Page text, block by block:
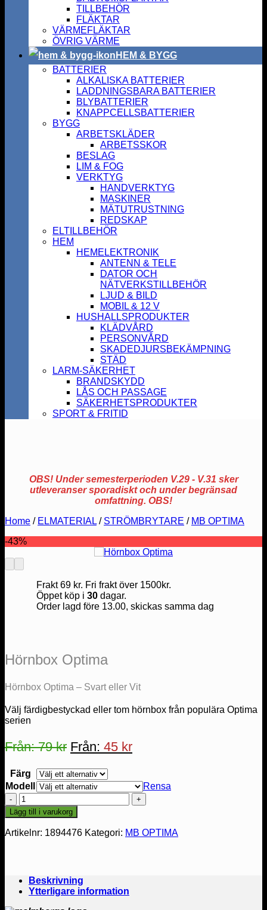
TILLBEHÖR
FLÄKTAR
VÄRMEFLÄKTAR
ÖVRIG VÄRME
HEM & BYGG
BATTERIER
ALKALISKA BATTERIER
LADDNINGSBARA BATTERIER
BLYBATTERIER
KNAPPCELLSBATTERIER
BYGG
ARBETSKLÄDER
ARBETSSKOR
BESLAG
LIM & FOG
VERKTYG
HANDVERKTYG
MASKINER
MÄTUTRUSTNING
REDSKAP
ELTILLBEHÖR
HEM
HEMELEKTRONIK
ANTENN & TELE
DATOR OCH
NÄTVERKSTILLBEHÖR
LJUD & BILD
MOBIL & 12 V
HUSHALLSPRODUKTER
KLÄDVÅRD
PERSONVÅRD
SKADEDJURSBEKÄMPNING
STÄD
LARM-SÄKERHET
BRANDSKYDD
LÅS OCH PASSAGE
SÄKERHETSPRODUKTER
SPORT & FRITID
OBS! Under semesterperioden V.29 - V.31 sker
utleveranser sporadiskt och under begränsad
omfattning. OBS!
Home / ELMATERIAL / STRÖMBRYTARE / MB OPTIMA
-43%
Frakt 69 kr. Fri frakt över 1500kr.
Öppet köp i 30dagar.
Order lagd före 13.00, skickas samma dag
Hörnbox Optima
Hörnbox Optima – Svart eller Vit
Välj färdigbestyckad eller tom hörnbox från populära Optima
serien
Från:79kr Från: 45 kr
Färg
Modell
Rensa
Hörnbox
Optima
mängd
Lägg till i varukorg
Artikelnr: 1894476 Kategori: MB OPTIMA
Beskrivning
Ytterligare information